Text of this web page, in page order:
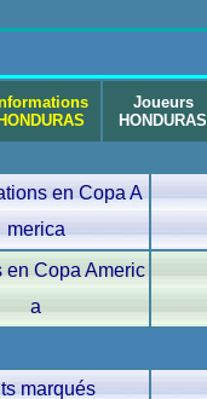
HONDURAS
Joueurs
HONDURAS
en Copa A
merica
en Copa Americ
a
marqués